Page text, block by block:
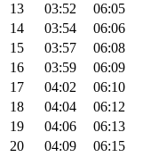
13
03:52 06:05
14
03:54 06:06
15
03:57 06:08
16
03:59 06:09
17
04:02 06:10
18
04:04 06:12
19
04:06 06:13
20
04:09 06:15